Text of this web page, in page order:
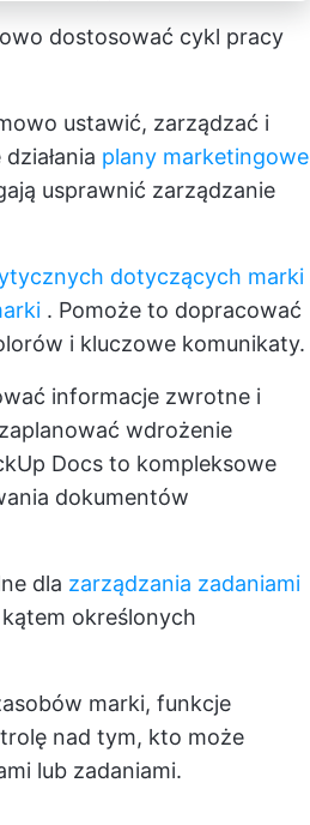
dostosować cykl pracy
ustawić, zarządzać i
plany marketingowe
usprawnić zarządzanie
dotyczących marki
. Pomoże to dopracować
i kluczowe komunikaty.
informacje zwrotne i
wdrożenie
Docs to kompleksowe
dokumentów
dla zarządzania zadaniami
określonych
marki, funkcje
nad tym, kto może
lub zadaniami.